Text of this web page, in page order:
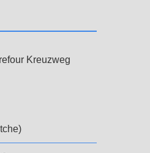
Kreuzweg